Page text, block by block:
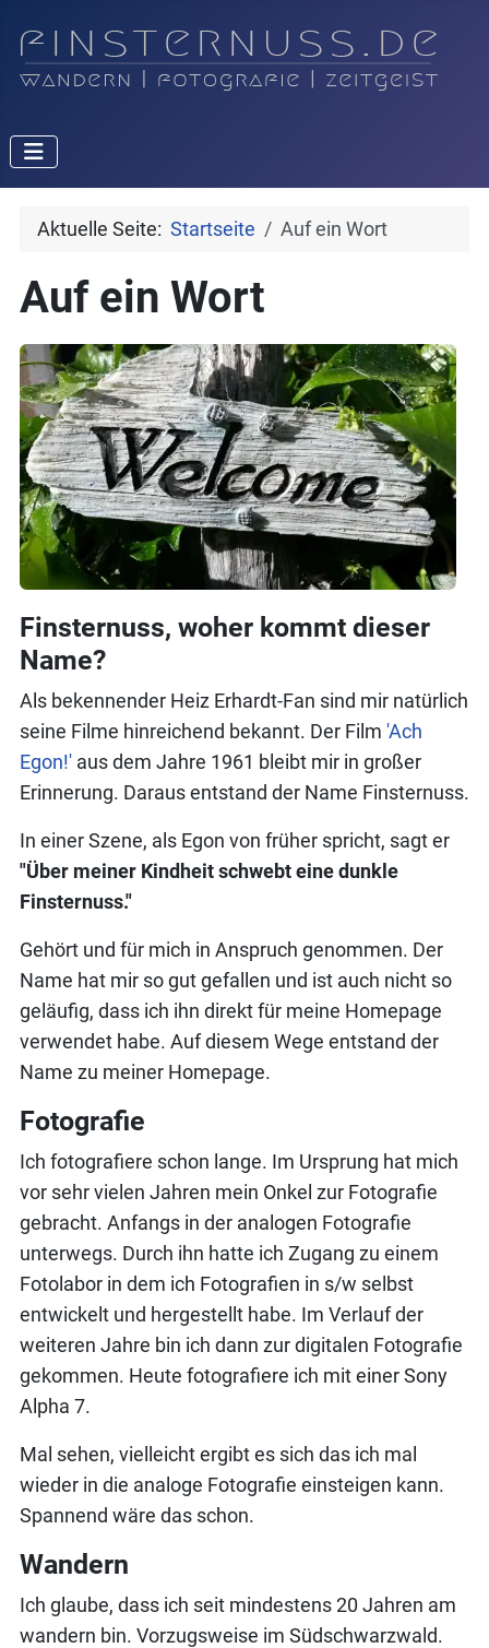
Aktuelle Seite: Startseite Auf ein Wort
Auf ein Wort
Finsternuss, woher kommt dieser
Name?
Als bekennender Heiz Erhardt-Fan sind mir natürlich
seine Filme hinreichend bekannt. Der Film 'Ach
Egon!'aus dem Jahre 1961 bleibt mir in großer
Erinnerung. Daraus entstand der Name Finsternuss.
In einer Szene, als Egon von früher spricht, sagt er
"Über meiner Kindheit schwebt eine dunkle
Finsternuss."
Gehört und für mich in Anspruch genommen. Der
Name hat mir so gut gefallen und ist auch nicht so
geläufig, dass ich ihn direkt für meine Homepage
verwendet habe. Auf diesem Wege entstand der
Name zu meiner Homepage.
Fotografie
Ich fotografiere schon lange. Im Ursprung hat mich
vor sehr vielen Jahren mein Onkel zur Fotografie
gebracht. Anfangs in der analogen Fotografie
unterwegs. Durch ihn hatte ich Zugang zu einem
Fotolabor in dem ich Fotografien in s/w selbst
entwickelt und hergestellt habe. Im Verlauf der
weiteren Jahre bin ich dann zur digitalen Fotografie
gekommen. Heute fotografiere ich mit einer Sony
Alpha 7.
Mal sehen, vielleicht ergibt es sich das ich mal
wieder in die analoge Fotografie einsteigen kann.
Spannend wäre das schon.
Wandern
Ich glaube, dass ich seit mindestens 20 Jahren am
wandern bin. Vorzugsweise im Südschwarzwald.